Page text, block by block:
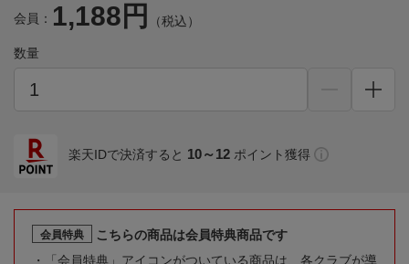
会員： 1,188円 （税込）
数量
楽天IDで決済すると 10～12 ポイント獲得
会員特典
こちらの商品は会員特典商品です
「会員特典」アイコンがついている商品は、各クラブが導